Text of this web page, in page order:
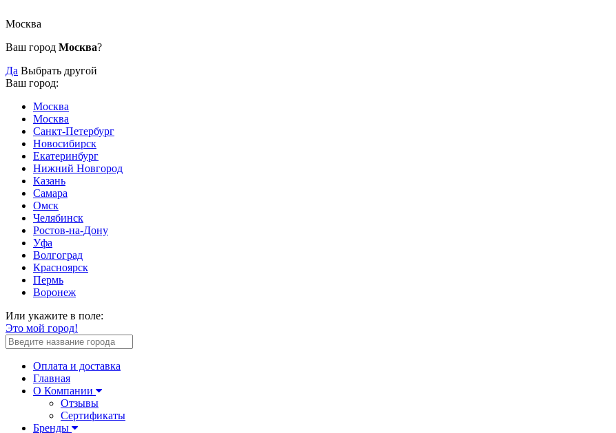
Москва
Ваш город Москва?
Да Выбрать другой
Ваш город:
Москва
Москва
Санкт-Петербург
Новосибирск
Екатеринбург
Нижний Новгород
Казань
Самара
Омск
Челябинск
Ростов-на-Дону
Уфа
Волгоград
Красноярск
Пермь
Воронеж
Или укажите в поле:
Это мой город!
Оплата и доставка
Главная
О Компании
Отзывы
Сертификаты
Бренды